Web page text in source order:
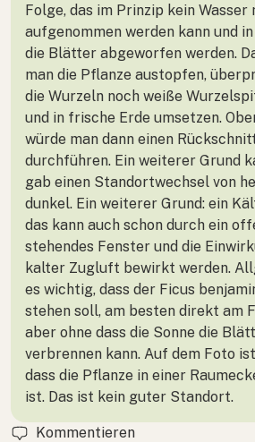
Folge, das im Prinzip kein Wasser
aufgenommen werden kann und
die Blätter abgeworfen werden.
man die Pflanze austopfen,
die Wurzeln noch weiße
und in frische Erde umsetzen.
würde man dann einen
durchführen. Ein weiterer Grund
gab einen Standortwechsel von
dunkel. Ein weiterer Grund: ein
das kann auch schon durch ein
stehendes Fenster und die
kalter Zugluft bewirkt werden.
es wichtig, dass der Ficus
stehen soll, am besten direkt am
aber ohne dass die Sonne die
verbrennen kann. Auf dem Foto
dass die Pflanze in einer
ist. Das ist kein guter Standort.
Kommentieren